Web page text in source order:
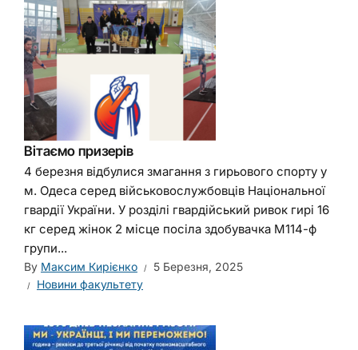
Вітаємо призерів
4 березня відбулися змагання з гирьового спорту у
м. Одеса серед військовослужбовців Національної
гвардії України. У розділі гвардійський ривок гирі 16
кг серед жінок 2 місце посіла здобувачка М114-ф
групи...
By Максим Кирієнко
5 Березня, 2025
Новини факультету